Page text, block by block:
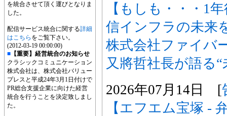
を統合させて頂く運びとなりま
した。
配信サービス統合に関する詳細
はこちら をご覧下さい。
(2012-03-19 00:00:00)
■ 【重要】経営統合のお知らせ
クラシックコミュニケーション
株式会社は、株式会社バリュー
プレスと平成24年3月1日付けで
PR総合支援企業に向けた経営
統合を行うことを決定致しまし
た。
【もしも・・・1
信インフラの未来
株式会社ファイバ
又將哲社長が語る
2026年07月14日 [
【エフエム宝塚 -